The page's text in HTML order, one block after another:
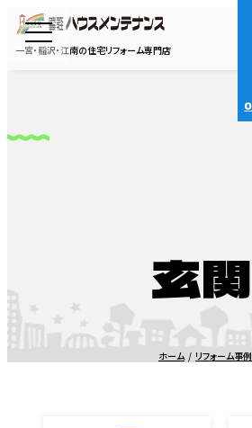
一宮・稲沢・江南の住宅リフォーム専門店
玄関
ホーム リフォーム事例